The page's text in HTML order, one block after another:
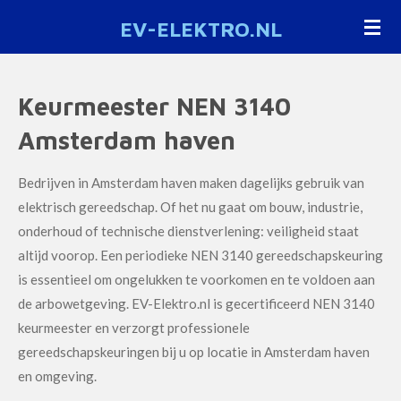
hoofdinhoud
EV-ELEKTRO.NL
Keurmeester NEN 3140
Amsterdam haven
Bedrijven in Amsterdam haven maken dagelijks gebruik van
elektrisch gereedschap. Of het nu gaat om bouw, industrie,
onderhoud of technische dienstverlening: veiligheid staat
altijd voorop. Een periodieke NEN 3140 gereedschapskeuring
is essentieel om ongelukken te voorkomen en te voldoen aan
de arbowetgeving. EV-Elektro.nl is gecertificeerd NEN 3140
keurmeester en verzorgt professionele
gereedschapskeuringen bij u op locatie in Amsterdam haven
en omgeving.